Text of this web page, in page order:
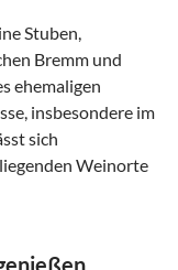
Stuben,
Bremm und
ehemaligen
insbesondere im
sich
Weinorte